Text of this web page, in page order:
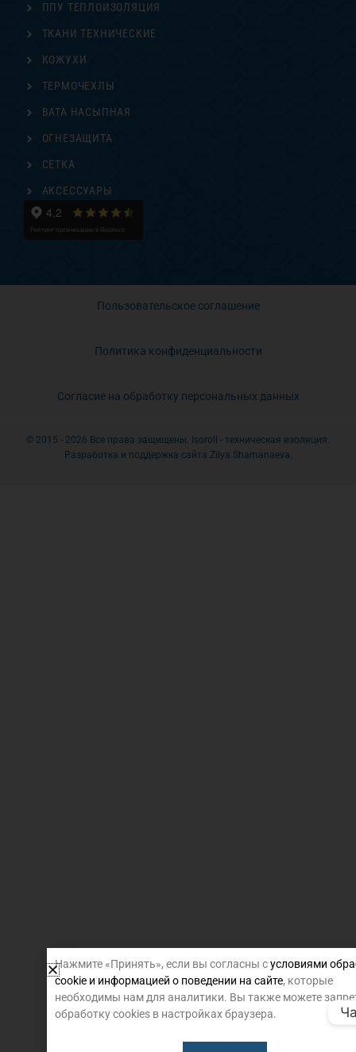
ППУ ТЕПЛОИЗОЛЯЦИЯ
ТКАНИ ТЕХНИЧЕСКИЕ
КОЖУХИ
ТЕРМОЧЕХЛЫ
ВАТА НАСЫПНАЯ
ОГНЕЗАЩИТА
СЕТКА
АКСЕССУАРЫ
Пользовательское соглашение
Политика конфиденциальности
Согласие на обработку персональных данных
© 2015 - 2026 Все права защищены. Isoroll - техническая изоляция.
Разработка и поддержка сайта Zilya Shamanaeva.
Нажмите «Принять», если вы согласны сусловиями
cookie и информацией о поведении на сайте, которые
необходимы нам для аналитики. Вы также можете
обработку cookies в настройках браузера.